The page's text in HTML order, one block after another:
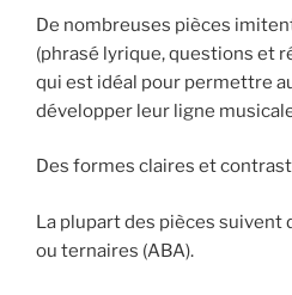
De nombreuses pièces
(phrasé lyrique, questions et
qui est idéal pour permettre
développer leur ligne
Des formes claires et
La plupart des pièces suivent
ou ternaires (ABA).